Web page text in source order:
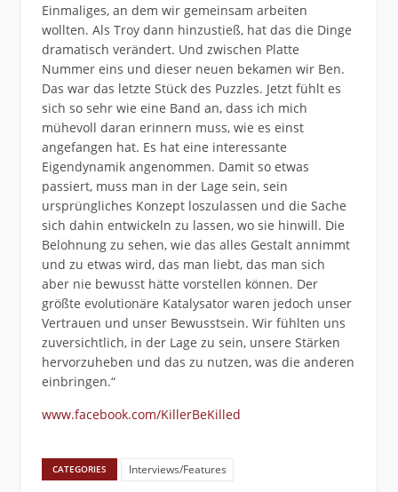
Einmaliges, an dem wir gemeinsam arbeiten
wollten. Als Troy dann hinzustieß, hat das die Dinge
dramatisch verändert. Und zwischen Platte
Nummer eins und dieser neuen bekamen wir Ben.
Das war das letzte Stück des Puzzles. Jetzt fühlt es
sich so sehr wie eine Band an, dass ich mich
mühevoll daran erinnern muss, wie es einst
angefangen hat. Es hat eine interessante
Eigendynamik angenommen. Damit so etwas
passiert, muss man in der Lage sein, sein
ursprüngliches Konzept loszulassen und die Sache
sich dahin entwickeln zu lassen, wo sie hinwill. Die
Belohnung zu sehen, wie das alles Gestalt annimmt
und zu etwas wird, das man liebt, das man sich
aber nie bewusst hätte vorstellen können. Der
größte evolutionäre Katalysator waren jedoch unser
Vertrauen und unser Bewusstsein. Wir fühlten uns
zuversichtlich, in der Lage zu sein, unsere Stärken
hervorzuheben und das zu nutzen, was die anderen
einbringen.“
www.facebook.com/KillerBeKilled
CATEGORIES Interviews/Features